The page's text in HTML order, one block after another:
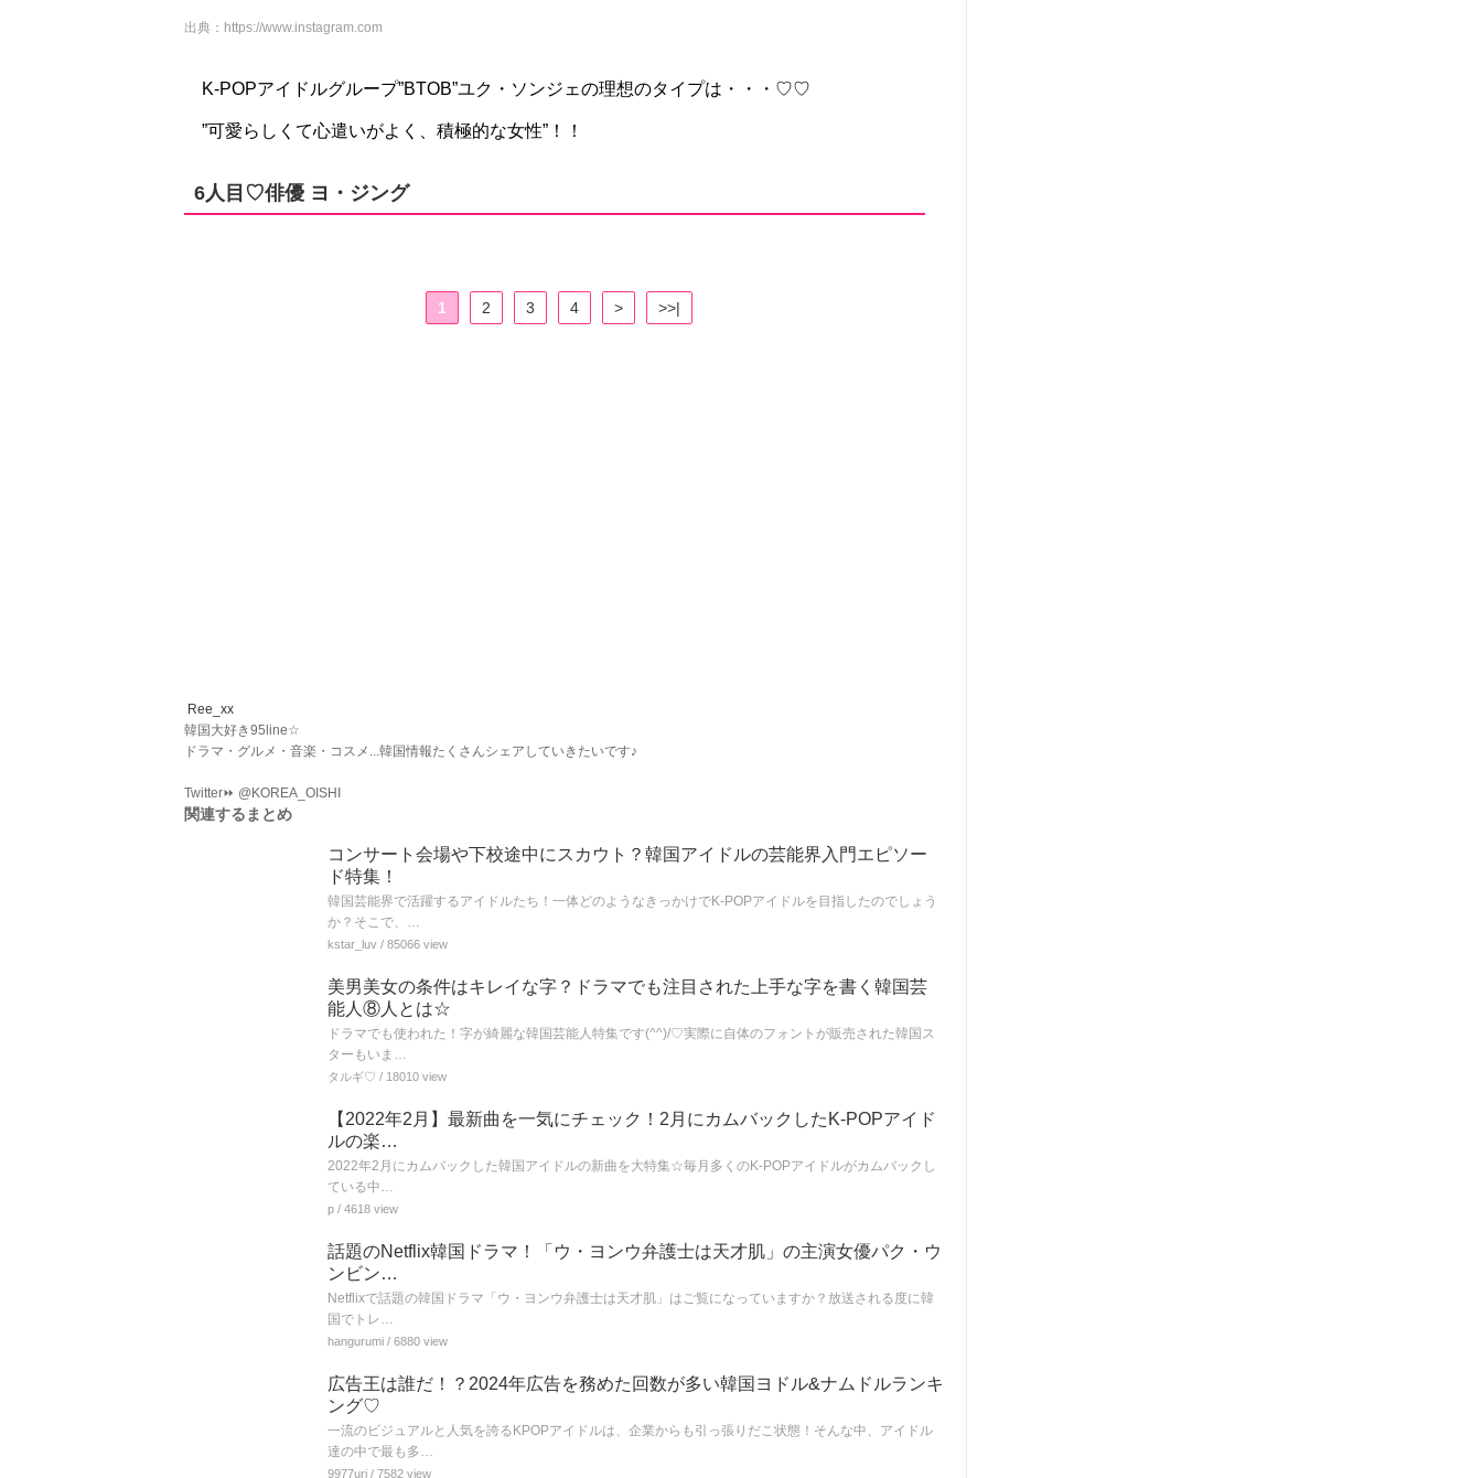
出典： https://www.instagram.com
K-POPアイドルグループ”BTOB”ユク・ソンジェの理想のタイプは・・・♡♡
”可愛らしくて心遣いがよく、積極的な女性”！！
6人目♡俳優 ヨ・ジング
1 2 3 4 > >>|
Ree_xx
韓国大好き95line☆
ドラマ・グルメ・音楽・コスメ...韓国情報たくさんシェアしていきたいです♪
Twitter⏩ @KOREA_OISHI
関連するまとめ
コンサート会場や下校途中にスカウト？韓国アイドルの芸能界入門エピソー
ド特集！
韓国芸能界で活躍するアイドルたち！一体どのようなきっかけでK-POPアイドルを目指したのでしょう
か？そこで、…
kstar_luv / 85066 view
美男美女の条件はキレイな字？ドラマでも注目された上手な字を書く韓国芸
能人⑧人とは☆
ドラマでも使われた！字が綺麗な韓国芸能人特集です(^^)/♡実際に自体のフォントが販売された韓国ス
ターもいま…
タルギ♡ / 18010 view
【2022年2月】最新曲を一気にチェック！2月にカムバックしたK-POPアイド
ルの楽…
2022年2月にカムバックした韓国アイドルの新曲を大特集☆毎月多くのK-POPアイドルがカムバックし
ている中…
p / 4618 view
話題のNetflix韓国ドラマ！「ウ・ヨンウ弁護士は天才肌」の主演女優パク・ウ
ンビン…
Netflixで話題の韓国ドラマ「ウ・ヨンウ弁護士は天才肌」はご覧になっていますか？放送される度に韓
国でトレ…
hangurumi / 6880 view
広告王は誰だ！？2024年広告を務めた回数が多い韓国ヨドル&ナムドルランキ
ング♡
一流のビジュアルと人気を誇るKPOPアイドルは、企業からも引っ張りだこ状態！そんな中、アイドル
達の中で最も多…
9977uri / 7582 view